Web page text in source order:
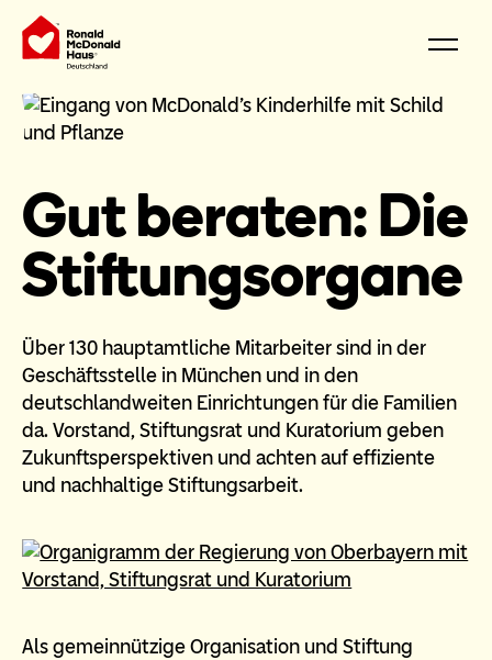
Gut beraten: Die
Stiftungsorgane
Über 130 hauptamtliche Mitarbeiter sind in der
Geschäftsstelle in München und in den
deutschlandweiten Einrichtungen für die Familien
da. Vorstand, Stiftungsrat und Kuratorium geben
Zukunftsperspektiven und achten auf effiziente
und nachhaltige Stiftungsarbeit.
Als gemeinnützige Organisation und Stiftung